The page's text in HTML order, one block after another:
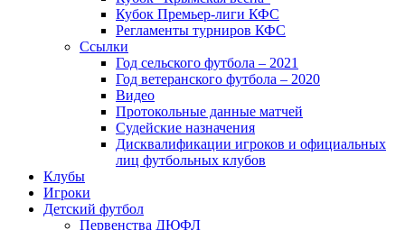
Кубок Премьер-лиги КФС
Регламенты турниров КФС
Ссылки
Год сельского футбола – 2021
Год ветеранского футбола – 2020
Видео
Протокольные данные матчей
Судейские назначения
Дисквалификации игроков и официальных
лиц футбольных клубов
Клубы
Игроки
Детский футбол
Первенства ДЮФЛ